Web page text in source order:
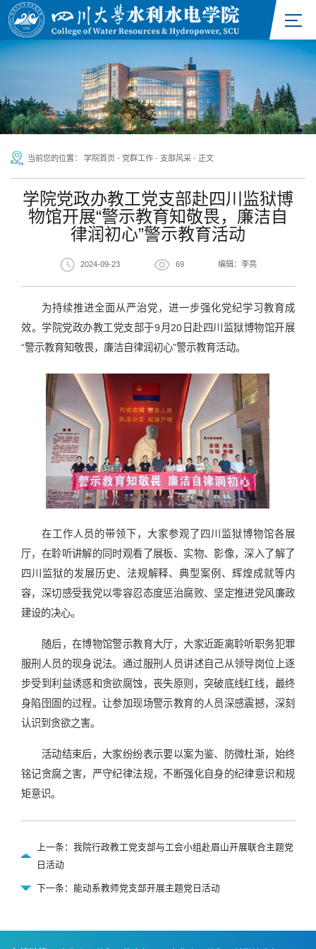
当前您的位置： 学院首页 - 党群工作 - 支部风采 - 正文
学院党政办教工党支部赴四川监狱博
物馆开展“警示教育知敬畏，廉洁自
律润初心”警示教育活动
2024-09-23 69 编辑：李亮
为持续推进全面从严治党，进一步强化党纪学习教育成
效。学院党政办教工党支部于9月20日赴四川监狱博物馆开展
“警示教育知敬畏，廉洁自律润初心”警示教育活动。
在工作人员的带领下，大家参观了四川监狱博物馆各展
厅，在聆听讲解的同时观看了展板、实物、影像，深入了解了
四川监狱的发展历史、法规解释、典型案例、辉煌成就等内
容，深切感受我党以零容忍态度惩治腐败、坚定推进党风廉政
建设的决心。
随后，在博物馆警示教育大厅，大家近距离聆听职务犯罪
服刑人员的现身说法。通过服刑人员讲述自己从领导岗位上逐
步受到利益诱惑和贪欲腐蚀，丧失原则，突破底线红线，最终
身陷囹圄的过程。让参加现场警示教育的人员深感震撼，深刻
认识到贪欲之害。
活动结束后，大家纷纷表示要以案为鉴、防微杜渐，始终
铭记贪腐之害，严守纪律法规，不断强化自身的纪律意识和规
矩意识。
上一条：我院行政教工党支部与工会小组赴眉山开展联合主题党
日活动
下一条：能动系教师党支部开展主题党日活动